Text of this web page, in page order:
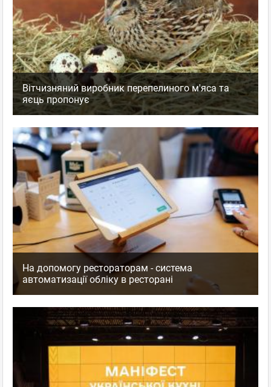
Вітчизняний виробник перепелиного м'яса та
яєць пропонує
На допомогу рестораторам - система
автоматизації обліку в ресторані